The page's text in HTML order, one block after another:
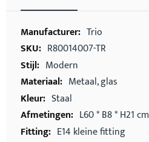
Meer
informatie
Trio
R80014007-TR
Modern
Metaal, glas
Staal
L60 * B8 * H21 cm
E14 kleine fitting